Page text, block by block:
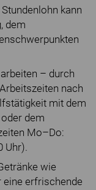
kann
dem
– durch
nach
mit dem
dem
Mo–Do:
Uhr).
wie
eine erfrischende